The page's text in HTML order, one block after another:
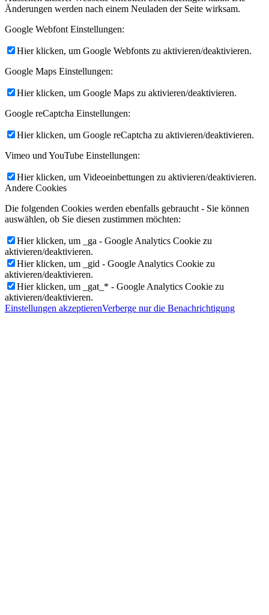
Änderungen werden nach einem Neuladen der Seite wirksam.
Google Webfont Einstellungen:
Hier klicken, um Google Webfonts zu aktivieren/deaktivieren.
Google Maps Einstellungen:
Hier klicken, um Google Maps zu aktivieren/deaktivieren.
Google reCaptcha Einstellungen:
Hier klicken, um Google reCaptcha zu aktivieren/deaktivieren.
Vimeo und YouTube Einstellungen:
Hier klicken, um Videoeinbettungen zu aktivieren/deaktivieren.
Andere Cookies
Die folgenden Cookies werden ebenfalls gebraucht - Sie können
auswählen, ob Sie diesen zustimmen möchten:
Hier klicken, um _ga - Google Analytics Cookie zu
aktivieren/deaktivieren.
Hier klicken, um _gid - Google Analytics Cookie zu
aktivieren/deaktivieren.
Hier klicken, um _gat_* - Google Analytics Cookie zu
aktivieren/deaktivieren.
Einstellungen akzeptierenVerberge nur die Benachrichtigung